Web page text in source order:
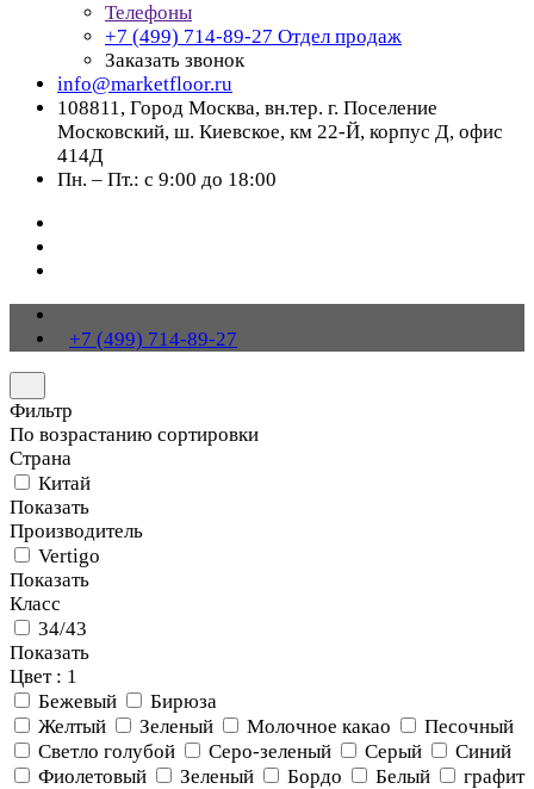
Телефоны
+7 (499) 714-89-27 Отдел продаж
Заказать звонок
info@marketfloor.ru
108811, Город Москва, вн.тер. г. Поселение
Московский, ш. Киевское, км 22-Й, корпус Д, офис
414Д
Пн. – Пт.: с 9:00 до 18:00
+7 (499) 714-89-27
Фильтр
По возрастанию сортировки
Страна
Китай
Показать
Производитель
Vertigo
Показать
Класс
34/43
Показать
Цвет : 1
Бежевый
Бирюза
Желтый
Зеленый Молочное какао
Песочный
Светло голубой
Серо-зеленый Серый
Синий
Фиолетовый
Зеленый Бордо Белый
графит